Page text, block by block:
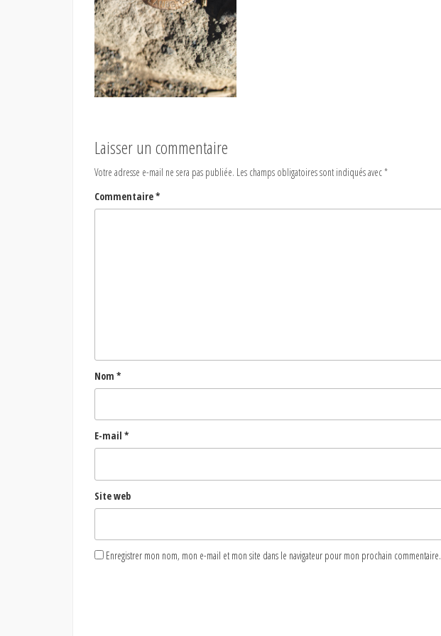
Laisser un commentaire
Votre adresse e-mail ne sera pas publiée. Les champs obligatoires sont indiqués avec*
Commentaire*
Nom *
E-mail *
Site web
Enregistrer mon nom, mon e-mail et mon site dans le navigateur pour mon prochain commentaire.